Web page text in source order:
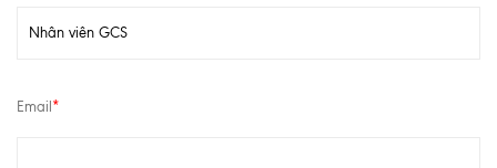
Email *